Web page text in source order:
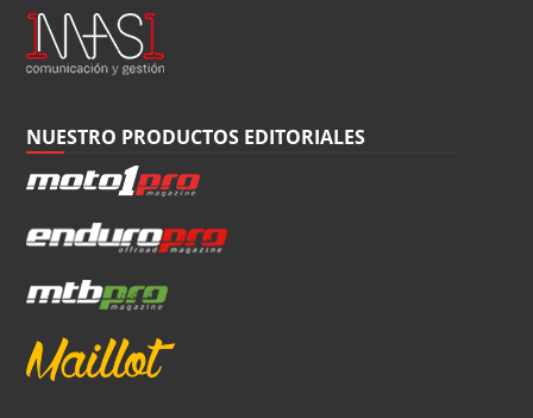
NUESTRO PRODUCTOS EDITORIALES